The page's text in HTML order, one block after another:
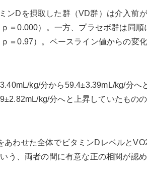
ンDを摂取した群（VD群）は介入前
＝0.000）。一方、プラセボ群は同
＝0.97）。ベースライン値からの変
kg/分から59.4±3.39mL/kg/分へ
kg/分へと上昇していたもの
あわせた全体でビタミンDレベルと
う、両者の間に有意な正の相関が認